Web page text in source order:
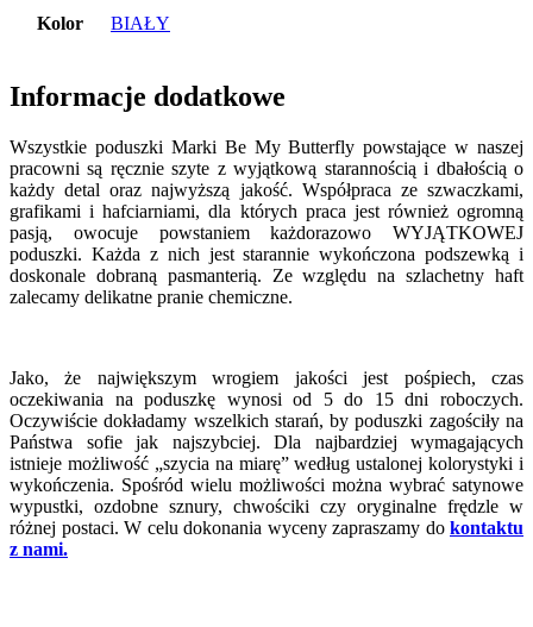
Kolor BIAŁY
Informacje dodatkowe
Wszystkie poduszki Marki Be My Butterfly powstające w naszej
pracowni są ręcznie szyte z wyjątkową starannością i dbałością o
każdy detal oraz najwyższą jakość. Współpraca ze szwaczkami,
grafikami i hafciarniami, dla których praca jest również ogromną
pasją, owocuje powstaniem każdorazowo WYJĄTKOWEJ
poduszki. Każda z nich jest starannie wykończona podszewką i
doskonale dobraną pasmanterią. Ze względu na szlachetny haft
zalecamy delikatne pranie chemiczne.
Jako, że największym wrogiem jakości jest pośpiech, czas
oczekiwania na poduszkę wynosi od 5 do 15 dni roboczych.
Oczywiście dokładamy wszelkich starań, by poduszki zagościły na
Państwa sofie jak najszybciej. Dla najbardziej wymagających
istnieje możliwość „szycia na miarę” według ustalonej kolorystyki i
wykończenia. Spośród wielu możliwości można wybrać satynowe
wypustki, ozdobne sznury, chwościki czy oryginalne frędzle w
różnej postaci. W celu dokonania wyceny zapraszamy do kontaktu
z nami.